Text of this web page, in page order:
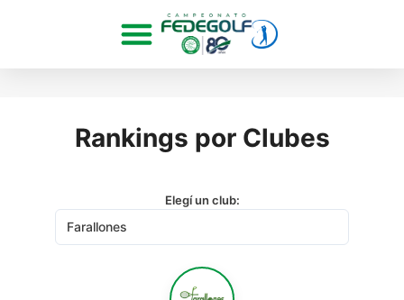
Rankings por Clubes
Elegí un club: